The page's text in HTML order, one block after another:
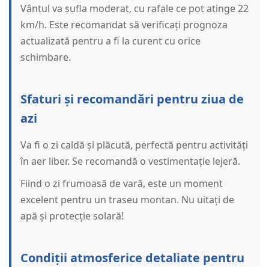
Vântul va sufla moderat, cu rafale ce pot atinge 22
km/h. Este recomandat să verificați prognoza
actualizată pentru a fi la curent cu orice
schimbare.
Sfaturi și recomandări pentru ziua de
azi
Va fi o zi caldă și plăcută, perfectă pentru activități
în aer liber. Se recomandă o vestimentație lejeră.
Fiind o zi frumoasă de vară, este un moment
excelent pentru un traseu montan. Nu uitați de
apă și protecție solară!
Condiții atmosferice detaliate pentru